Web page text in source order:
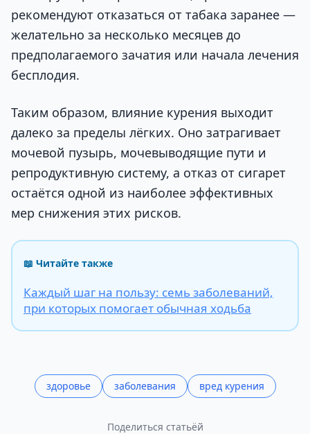
рекомендуют отказаться от табака заранее —
желательно за несколько месяцев до
предполагаемого зачатия или начала лечения
бесплодия.
Таким образом, влияние курения выходит
далеко за пределы лёгких. Оно затрагивает
мочевой пузырь, мочевыводящие пути и
репродуктивную систему, а отказ от сигарет
остаётся одной из наиболее эффективных
мер снижения этих рисков.
📖 Читайте также
Каждый шаг на пользу: семь заболеваний,
при которых помогает обычная ходьба
здоровье заболевания вред курения
Поделиться статьёй